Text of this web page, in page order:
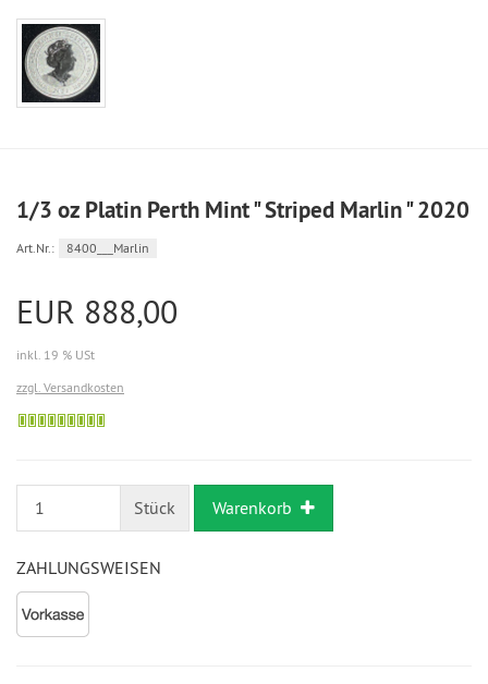
1/3 oz Platin Perth Mint " Striped Marlin " 2020
Art.Nr.: 8400___Marlin
EUR 888,00
inkl. 19 % USt
zzgl. Versandkosten
Stück Warenkorb
ZAHLUNGSWEISEN